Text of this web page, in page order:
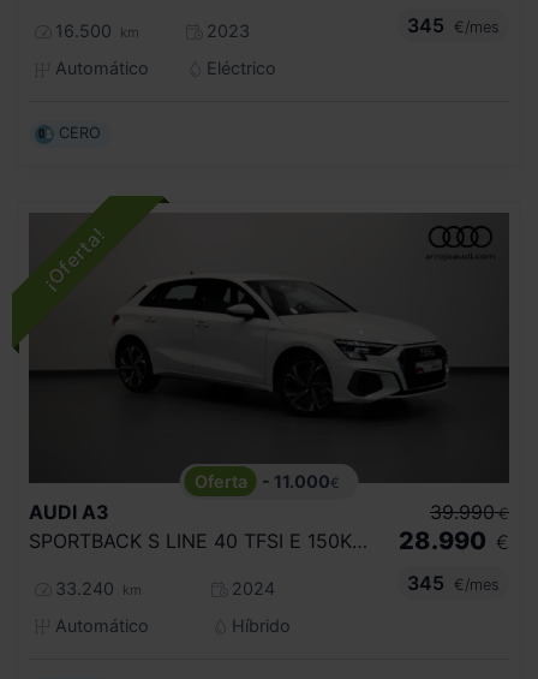
16.500 km
2023
Automático
Eléctrico
345
€/mes
CERO
- 11.000€
AUDI A3
SPORTBACK S LINE 40 TFSI E 150KW S TRON
33.240 km
2024
Automático
Híbrido
39.990 €
28.990 €
345
€/mes